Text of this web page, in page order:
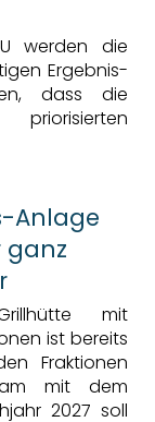
werden die
Ergebnis-
dass die
Anlage
ganz
mit
ist bereits
Fraktionen
mit dem
2027 soll